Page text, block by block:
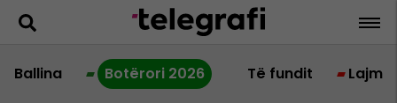
Ballina Botërori 2026 Të fundit Lajme